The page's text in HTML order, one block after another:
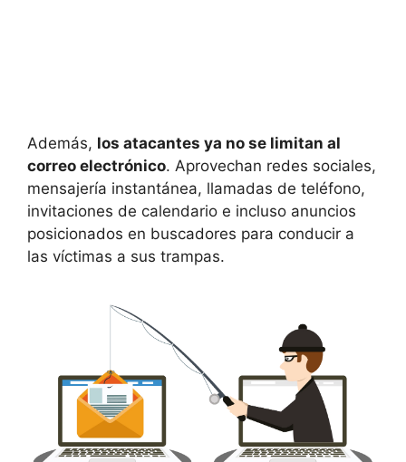
Además, los atacantes ya no se limitan al
correo electrónico. Aprovechan redes sociales,
mensajería instantánea, llamadas de teléfono,
invitaciones de calendario e incluso anuncios
posicionados en buscadores para conducir a
las víctimas a sus trampas.